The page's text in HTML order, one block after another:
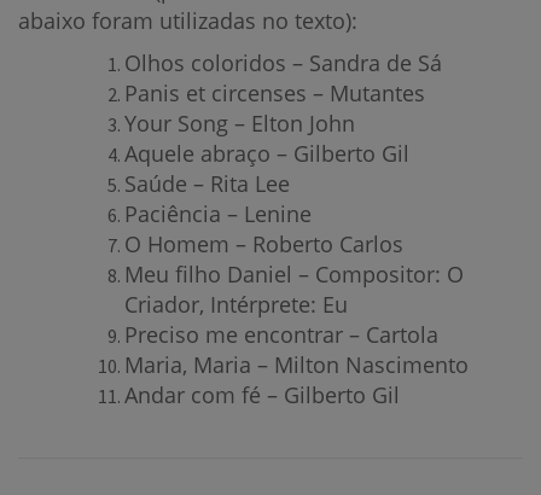
abaixo foram utilizadas no texto):
Olhos coloridos – Sandra de Sá
Panis et circenses – Mutantes
Your Song – Elton John
Aquele abraço – Gilberto Gil
Saúde – Rita Lee
Paciência – Lenine
O Homem – Roberto Carlos
Meu filho Daniel – Compositor: O
Criador, Intérprete: Eu
Preciso me encontrar – Cartola
Maria, Maria – Milton Nascimento
Andar com fé – Gilberto Gil